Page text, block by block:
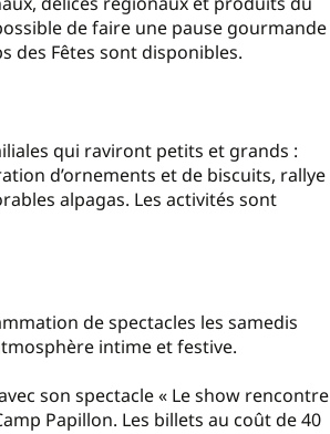
de faire une pause gourmande
des Fêtes sont disponibles.
qui raviront petits et grands :
d’ornements et de biscuits, rallye
alpagas. Les activités sont
de spectacles les samedis
intime et festive.
son spectacle « Le show rencontre
Papillon. Les billets au coût de 40